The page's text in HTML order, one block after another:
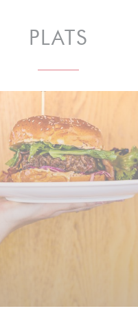
PLATS